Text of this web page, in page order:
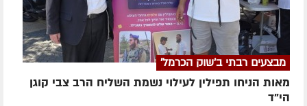
מבצעים רבתי ב'שוק הכרמל'
מאות הניחו תפילין לעילוי נשמת השליח הרב צבי קוגן
הי”ד